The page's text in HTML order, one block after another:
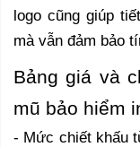
logo cũng giúp
mà vẫn đảm bảo
Bảng giá và
mũ bảo hiểm
- Mức chiết khấu